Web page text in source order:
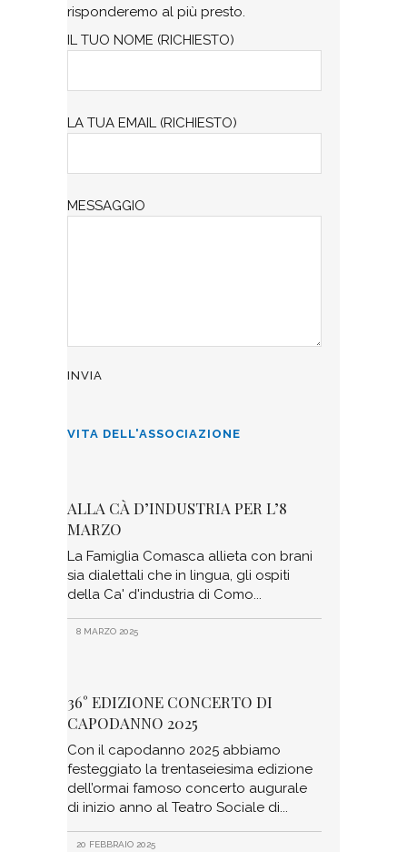
risponderemo al più presto.
IL TUO NOME (RICHIESTO)
LA TUA EMAIL (RICHIESTO)
MESSAGGIO
VITA DELL'ASSOCIAZIONE
ALLA CÀ D’INDUSTRIA PER L’8
MARZO
La Famiglia Comasca allieta con brani
sia dialettali che in lingua, gli ospiti
della Ca' d'industria di Como
8 MARZO 2025
36° EDIZIONE CONCERTO DI
CAPODANNO 2025
Con il capodanno 2025 abbiamo
festeggiato la trentaseiesima edizione
dell’ormai famoso concerto augurale
di inizio anno al Teatro Sociale di
20 FEBBRAIO 2025